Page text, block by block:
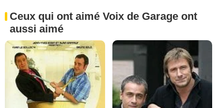
Ceux qui ont aimé Voix de Garage ont
aussi aimé